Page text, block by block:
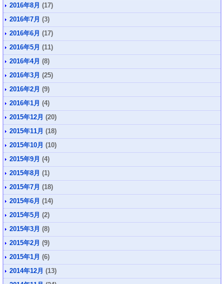
2016年8月 (17)
2016年7月 (3)
2016年6月 (17)
2016年5月 (11)
2016年4月 (8)
2016年3月 (25)
2016年2月 (9)
2016年1月 (4)
2015年12月 (20)
2015年11月 (18)
2015年10月 (10)
2015年9月 (4)
2015年8月 (1)
2015年7月 (18)
2015年6月 (14)
2015年5月 (2)
2015年3月 (8)
2015年2月 (9)
2015年1月 (6)
2014年12月 (13)